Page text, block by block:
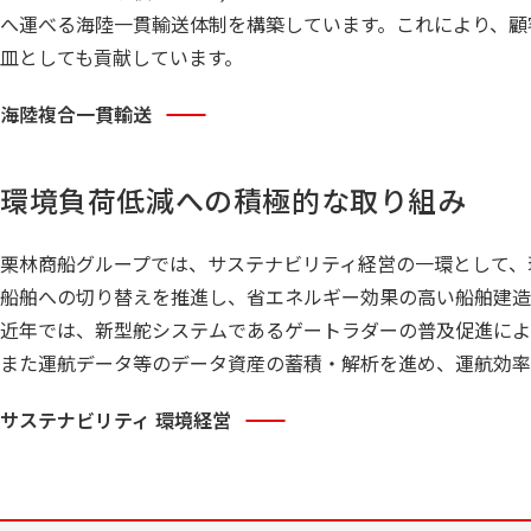
へ運べる海陸一貫輸送体制を構築しています。これにより、
皿としても貢献しています。
海陸複合一貫輸送
環境負荷低減への積極的な取り組み
栗林商船グループでは、サステナビリティ経営の一環として
船舶への切り替えを推進し、省エネルギー効果の高い船舶建
近年では、新型舵システムであるゲートラダーの普及促進に
また運航データ等のデータ資産の蓄積・解析を進め、運航効
サステナビリティ 環境経営